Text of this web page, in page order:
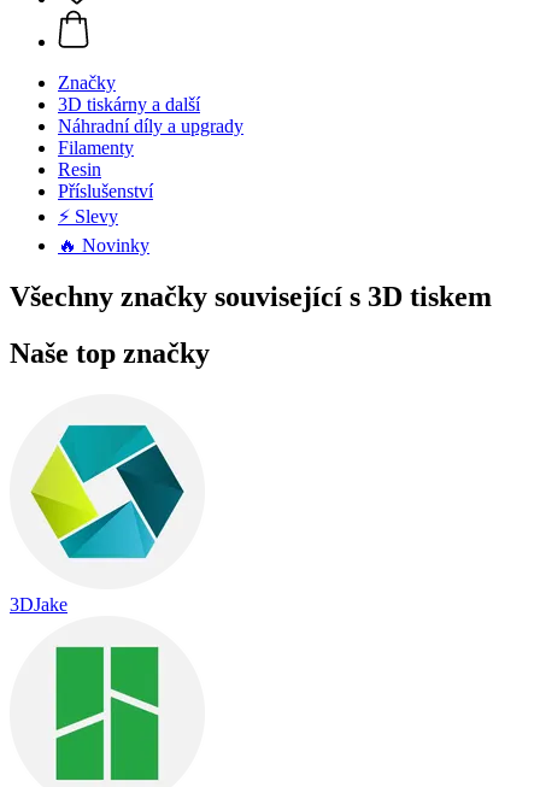
Značky
3D tiskárny a další
Náhradní díly a upgrady
Filamenty
Resin
Příslušenství
⚡ Slevy
🔥 Novinky
Všechny značky související s 3D tiskem
Naše top značky
3DJake